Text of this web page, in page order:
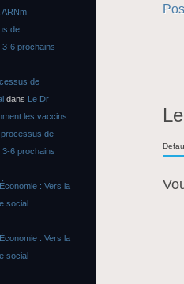
de
3-6 prochains
de
dans Le Dr
les vaccins
de
3-6 prochains
Économie : Vers la
social
Économie : Vers la
social